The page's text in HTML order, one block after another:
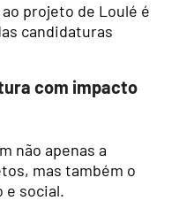
projeto de Loulé é
candidaturas
com impacto
não apenas a
mas também o
e social.